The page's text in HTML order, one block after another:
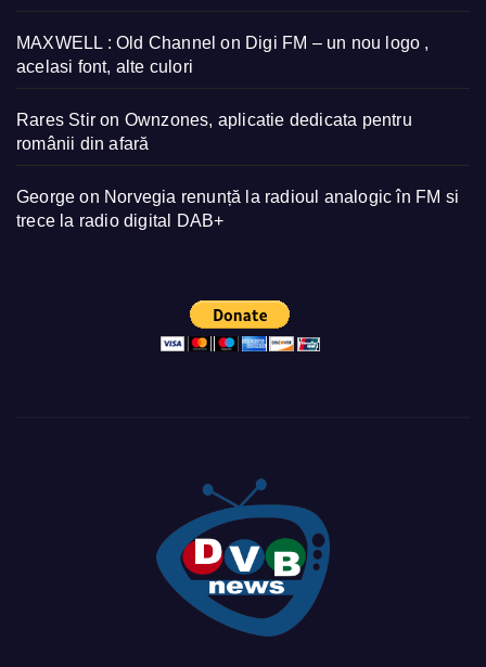
MAXWELL : Old Channel on Digi FM – un nou logo ,
acelasi font, alte culori
Rares Stir on Ownzones, aplicatie dedicata pentru
românii din afară
George on Norvegia renunță la radioul analogic în FM si
trece la radio digital DAB+